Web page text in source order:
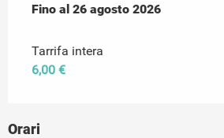
Dal1 luglio 2026al26 agosto 2026
Fino al 26 agosto 2026
Tarrifa intera
6,00 €
Orari